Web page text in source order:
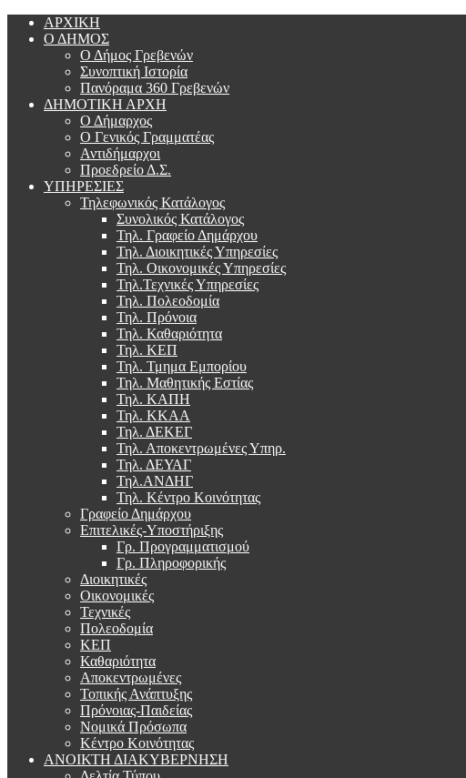
ΑΡΧΙΚΗ
Ο ΔΗΜΟΣ
Ο Δήμος Γρεβενών
Συνοπτική Ιστορία
Πανόραμα 360 Γρεβενών
ΔΗΜΟΤΙΚΗ ΑΡΧΗ
Ο Δήμαρχος
Ο Γενικός Γραμματέας
Αντιδήμαρχοι
Προεδρείο Δ.Σ.
ΥΠΗΡΕΣΙΕΣ
Τηλεφωνικός Κατάλογος
Συνολικός Κατάλογος
Τηλ. Γραφείο Δημάρχου
Τηλ. Διοικητικές Υπηρεσίες
Τηλ. Οικονομικές Υπηρεσίες
Τηλ.Τεχνικές Υπηρεσίες
Τηλ. Πολεοδομία
Τηλ. Πρόνοια
Τηλ. Καθαριότητα
Τηλ. ΚΕΠ
Τηλ. Τμημα Εμπορίου
Τηλ. Μαθητικής Εστίας
Τηλ. ΚΑΠΗ
Τηλ. ΚΚΑΑ
Τηλ. ΔΕΚΕΓ
Τηλ. Αποκεντρωμένες Υπηρ.
Τηλ. ΔΕΥΑΓ
Τηλ.ΑΝΔΗΓ
Τηλ. Κέντρο Κοινότητας
Γραφείο Δημάρχου
Επιτελικές-Υποστήριξης
Γρ. Προγραμματισμού
Γρ. Πληροφορικής
Διοικητικές
Οικονομικές
Τεχνικές
Πολεοδομία
ΚΕΠ
Καθαριότητα
Αποκεντρωμένες
Τοπικής Ανάπτυξης
Πρόνοιας-Παιδείας
Νομικά Πρόσωπα
Κέντρο Κοινότητας
ΑΝΟΙΚΤΗ ΔΙΑΚΥΒΕΡΝΗΣΗ